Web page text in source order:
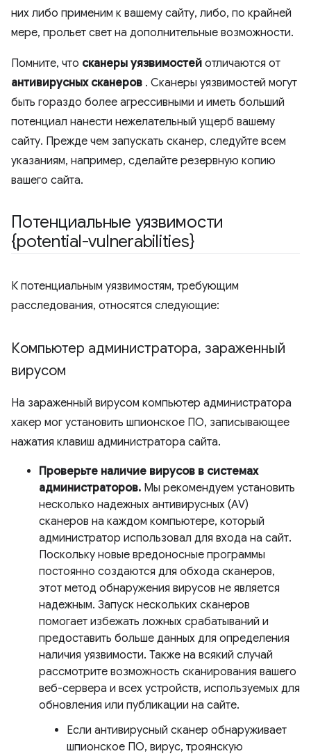
них либо применим к вашему сайту, либо, по крайней
мере, прольет свет на дополнительные возможности.
Помните, что сканеры уязвимостей отличаются от
антивирусных сканеров . Сканеры уязвимостей могут
быть гораздо более агрессивными и иметь больший
потенциал нанести нежелательный ущерб вашему
сайту. Прежде чем запускать сканер, следуйте всем
указаниям, например, сделайте резервную копию
вашего сайта.
Потенциальные уязвимости
{potential-vulnerabilities}
К потенциальным уязвимостям, требующим
расследования, относятся следующие:
Компьютер администратора, зараженный
вирусом
На зараженный вирусом компьютер администратора
хакер мог установить шпионское ПО, записывающее
нажатия клавиш администратора сайта.
Проверьте наличие вирусов в системах
администраторов. Мы рекомендуем установить
несколько надежных антивирусных (AV)
сканеров на каждом компьютере, который
администратор использовал для входа на сайт.
Поскольку новые вредоносные программы
постоянно создаются для обхода сканеров,
этот метод обнаружения вирусов не является
надежным. Запуск нескольких сканеров
помогает избежать ложных срабатываний и
предоставить больше данных для определения
наличия уязвимости. Также на всякий случай
рассмотрите возможность сканирования вашего
веб-сервера и всех устройств, используемых для
обновления или публикации на сайте.
Если антивирусный сканер обнаруживает
шпионское ПО, вирус, троянскую